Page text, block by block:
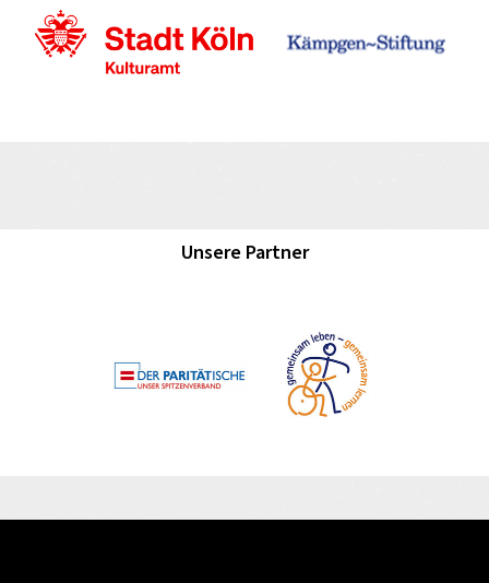
Unsere Partner